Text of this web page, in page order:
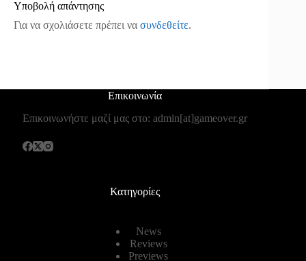
Υποβολή απάντησης
Για να σχολιάσετε πρέπει να συνδεθείτε.
Επικοινωνία
Επικοινωνήστε μαζί μας στο: admin[at]gameover.gr
Κατηγορίες
News
Reviews
Previews